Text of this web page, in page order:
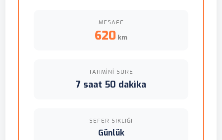
MESAFE
620 km
TAHMINI SÜRE
7 saat 50 dakika
SEFER SIKLIĞI
Günlük